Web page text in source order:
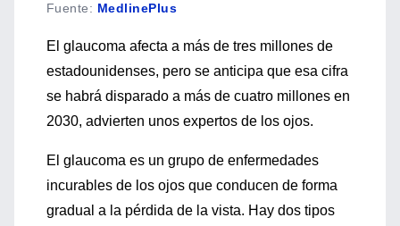
Fuente: MedlinePlus
El glaucoma afecta a más de tres millones de
estadounidenses, pero se anticipa que esa cifra
se habrá disparado a más de cuatro millones en
2030, advierten unos expertos de los ojos.
El glaucoma es un grupo de enfermedades
incurables de los ojos que conducen de forma
gradual a la pérdida de la vista. Hay dos tipos